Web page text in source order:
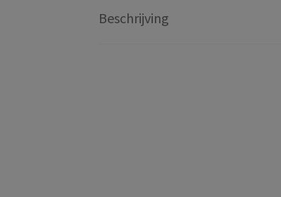
Beschrijving